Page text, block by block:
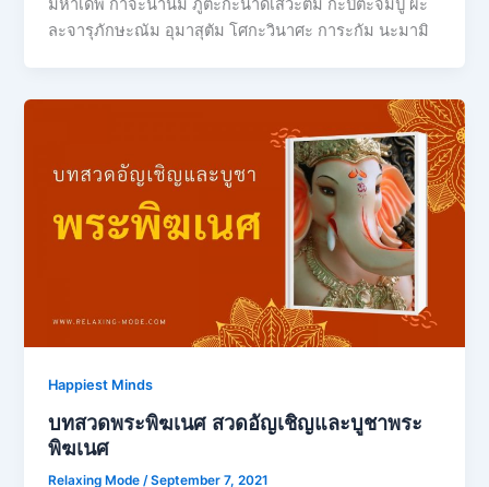
มหาเดพ กาจะนานัม ภูตะกะนาดิเสวะตัม กะปิตะจัมปู ผะ
ละจารุภักษะณัม อุมาสุตัม โศกะวินาศะ การะกัม นะมามิ
Happiest Minds
บทสวดพระพิฆเนศ สวดอัญเชิญและบูชาพระ
พิฆเนศ
Relaxing Mode/September 7, 2021